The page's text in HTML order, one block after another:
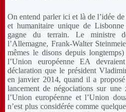
On entend parler ici et là de l’idée
et humanitaire unique de
gagne du terrain. Le ministre
l’Allemagne, Frank-Walter
mêmes le disons depuis
l’Union européenne EA
déclaration que le président
en janvier 2014, quand il a
lancement de négociations sur une
l’Union européenne et l’Union
n’est plus considérée comme